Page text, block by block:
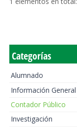
Categorías
Alumnado
Información General
Contador Público
Investigación